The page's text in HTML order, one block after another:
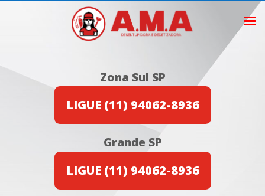
Zona Sul SP
LIGUE (11) 94062-8936
Grande SP
LIGUE (11) 94062-8936